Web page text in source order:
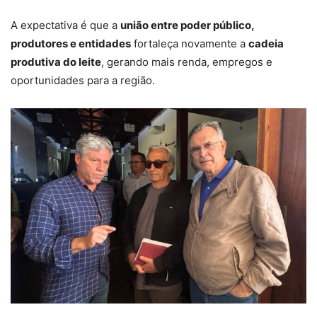
A expectativa é que a união entre poder público,
produtores e entidades fortaleça novamente a cadeia
produtiva do leite, gerando mais renda, empregos e
oportunidades para a região.